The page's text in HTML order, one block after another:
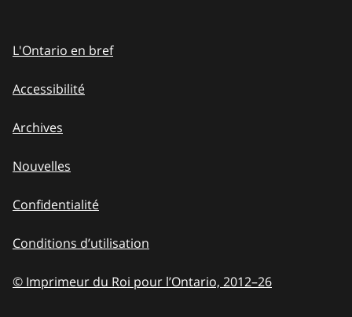
L'Ontario en bref
Accessibilité
Archives
Nouvelles
Confidentialité
Conditions d’utilisation
© Imprimeur du Roi pour l’Ontario, 2012–to
26